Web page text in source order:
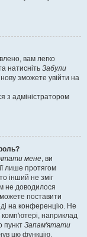
вам легко
натисніть Забули
зможете увійти на
з адміністратором
мене, ви
лише протягом
інший не зміг
не доводилося
поставити
на конференцію. Не
наприклад
пункт Запам'ятати
цю функцію.